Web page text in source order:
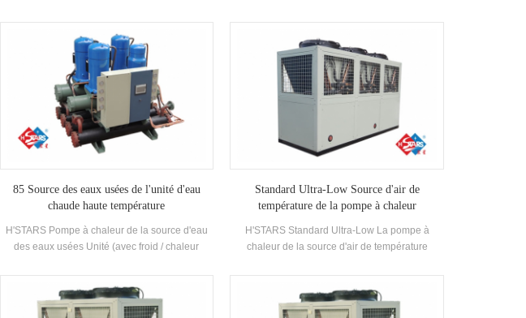
pour l'industrie pharmaceutique, l'industrie
électronique, l'industrie automobile, l'imprimerie
et l'industrie alimentaire, les bâtiments
commerciaux, le traitement VOC et la protection
de l'environnement, la qualité de l'air intérieur, la
ventilation marine
pour les clients à usage industriel. haute qualité
avec une utilisation facile.
85 Source des eaux usées de l'unité d'eau
chaude haute température
H'STARS Pompe à chaleur de la source d'eau
des eaux usées Unité (avec froid / chaleur
développé et fabriqué pour la salle de bain, une
piscine à ressorts chaude, une piscine et
d'autres baignades, extrayant la chaleur des
Standard Ultra-Low Source d'air de
température de la pompe à chaleur
H'STARS Standard Ultra-Low La pompe à
chaleur de la source d'air de température
l'environnement de -25 ℃ ~ 43, en utilisant de
l'air comme source de chaleur, aucun polluants
n'est déchargé et 55 ° C L'eau chaude est